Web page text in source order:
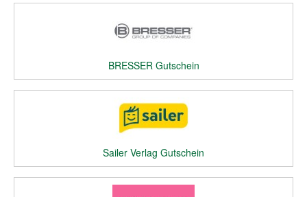
BRESSER Gutschein
Sailer Verlag Gutschein